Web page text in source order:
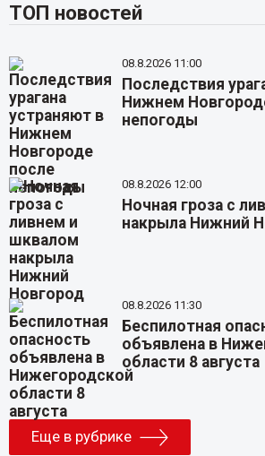
ТОП новостей
08.8.2026 11:00
Последствия
Нижнем
непогоды
08.8.2026 12:00
Ночная гроза с
накрыла Нижний
08.8.2026 11:30
Беспилотная
объявлена в
области 8 августа
Еще в рубрике